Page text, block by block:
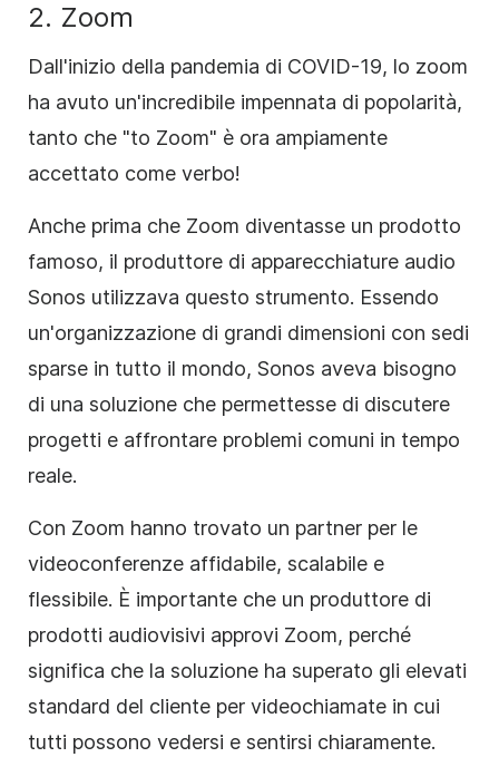
2. Zoom
Dall'inizio della pandemia di COVID-19, lo zoom
ha avuto un'incredibile impennata di popolarità,
tanto che "to Zoom" è ora ampiamente
accettato come verbo!
Anche prima che Zoom diventasse un prodotto
famoso, il produttore di apparecchiature audio
Sonos utilizzava questo strumento. Essendo
un'organizzazione di grandi dimensioni con sedi
sparse in tutto il mondo, Sonos aveva bisogno
di una soluzione che permettesse di discutere
progetti e affrontare problemi comuni in tempo
reale.
Con Zoom hanno trovato un partner per le
videoconferenze affidabile, scalabile e
flessibile. È importante che un produttore di
prodotti audiovisivi approvi Zoom, perché
significa che la soluzione ha superato gli elevati
standard del cliente per videochiamate in cui
tutti possono vedersi e sentirsi chiaramente.